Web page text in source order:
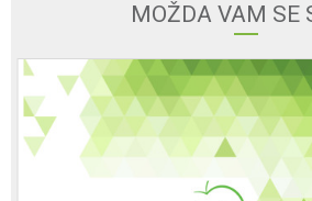
Poruka
MOŽDA VAM SE